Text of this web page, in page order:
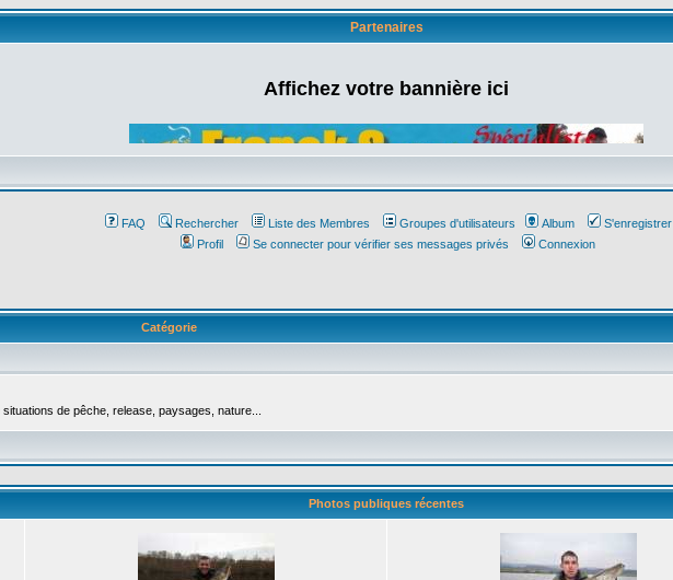
Partenaires
Affichez votre bannière ici
FAQ Rechercher Liste des Membres Groupes d'utilisateurs Album
S'enregistrer
Profil
Se connecter pour vérifier ses messages privés Connexion
Catégorie
de pêche, release, paysages, nature...
Photos publiques récentes